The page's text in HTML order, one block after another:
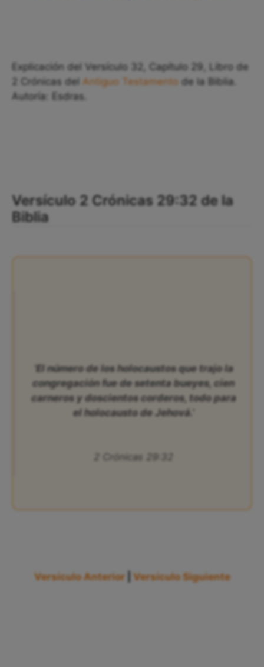
Explicación del Versículo 32, Capítulo 29, Libro de
2 Crónicas del Antiguo Testamento de la Biblia.
Autoría: Esdras.
Versículo 2 Crónicas 29:32 de la
Biblia
‘El número de los holocaustos que trajo la
congregación fue de setenta bueyes, cien
carneros y doscientos corderos, todo para
el holocausto de Jehová.’
2 Crónicas 29:32
Versículo Anterior Versículo Siguiente